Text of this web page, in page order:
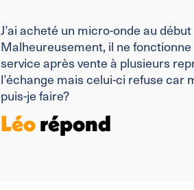
J’ai acheté un micro-onde au
Malheureusement, il ne
service après vente à plusieurs
l’échange mais celui-ci refuse car
puis-je faire?
Léorépond